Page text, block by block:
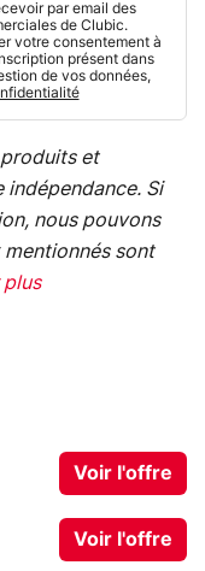
par email des
de Clubic.
votre consentement à
présent dans
de vos données,
et
Si
nous pouvons
mentionnés sont
plus
Voir l'offre
Voir l'offre